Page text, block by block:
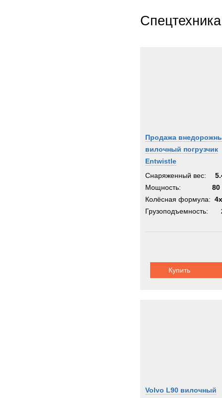
Спецтехника
Продажа
вилочный погрузчик
Entwistle
Снаряженный вес:
Мощность:
80
Колёсная формула:
Грузоподъемность:
Купить
Volvo L90 вилочный